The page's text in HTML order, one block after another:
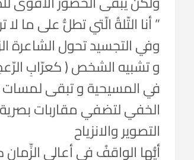
” أنا التّلةُ الّتي تطلُّ على ما لا
وفي التجسيد تحول
و تشبيه الشخص ( كعرّابِ
في المسيحية و تبقى لمسات
الخفي لتضفي مقاربات
التصوير والانزياح
أيُّها الواقفُ في أعالي الزِّمان